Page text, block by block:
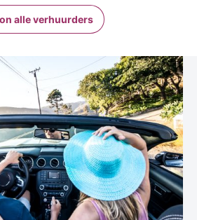
alle verhuurders